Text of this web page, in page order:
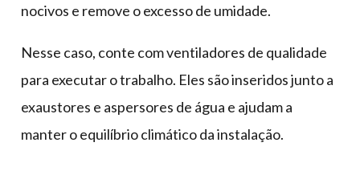
nocivos e remove o excesso de umidade.
Nesse caso, conte com ventiladores de qualidade
para executar o trabalho. Eles são inseridos junto a
exaustores e aspersores de água e ajudam a
manter o equilíbrio climático da instalação.